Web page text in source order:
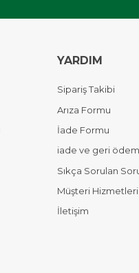
YARDIM
Sipariş Takibi
Arıza Formu
İade Formu
iade ve geri
Sıkça Sorulan
Müşteri Hizmetleri
İletişim